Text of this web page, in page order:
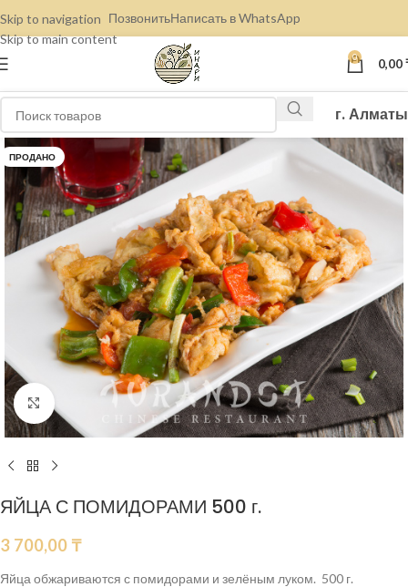
Skip to navigation
Skip to main content
ПозвонитьНаписать в WhatsApp
0 0,00
г. Алматы
ПРОДАНО
Нажмите, чтобы увеличить
ЯЙЦА С ПОМИДОРАМИ 500 г.
3 700,00 ₸
Яйца обжариваются с помидорами и зелёным луком. 500 г.